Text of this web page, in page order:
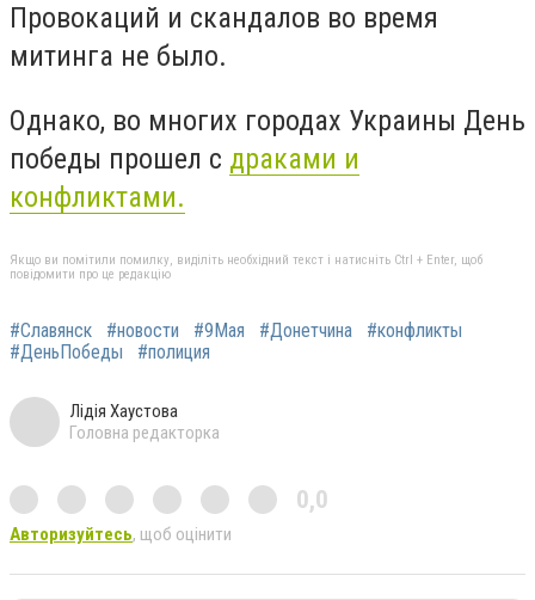
Провокаций и скандалов во время
митинга не было.
Однако, во многих городах Украины День
победы прошел с драками и
конфликтами.
Якщо ви помітили помилку, виділіть необхідний текст і натисніть Ctrl + Enter, щоб
повідомити про це редакцію
#Славянск #новости #9Мая #Донетчина
#конфликты
#ДеньПобеды
#полиция
Лідія Хаустова
Головна редакторка
0,0
Авторизуйтесь, щоб оцінити